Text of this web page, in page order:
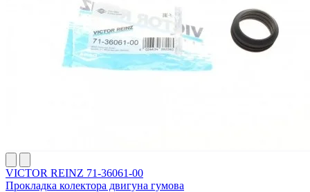
VICTOR REINZ 71-36061-00
Прокладка колектора двигуна гумова